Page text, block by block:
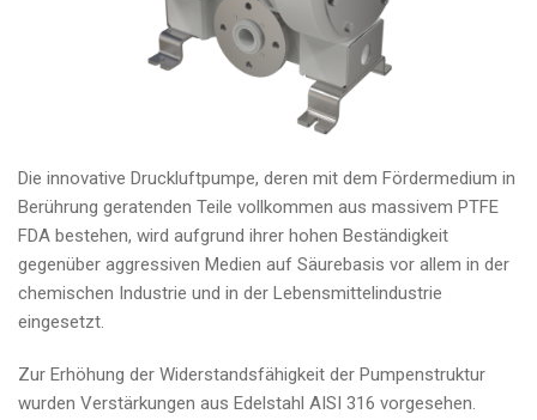
Die innovative Druckluftpumpe, deren mit dem Fördermedium in
Berührung geratenden Teile vollkommen aus massivem PTFE
FDA bestehen, wird aufgrund ihrer hohen Beständigkeit
gegenüber aggressiven Medien auf Säurebasis vor allem in der
chemischen Industrie und in der Lebensmittelindustrie
eingesetzt.
Zur Erhöhung der Widerstandsfähigkeit der Pumpenstruktur
wurden Verstärkungen aus Edelstahl AISI 316 vorgesehen.